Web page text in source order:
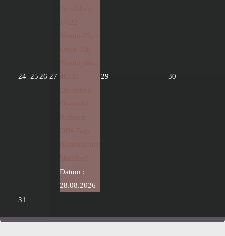
24 25 26 27
Dinslaken
17:22
Open-Air,
Dinslaken
Open-Air
DIN-Tage
(Dinslakener
Stadtfest)
Datum :
28.08.2026
29 30
31